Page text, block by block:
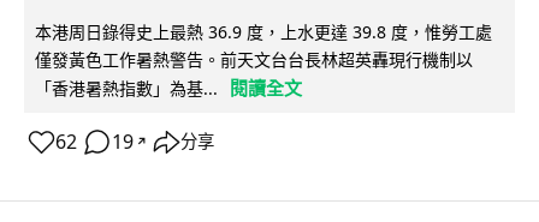
本港周日錄得史上最熱 36.9 度，上水更達 39.8 度，惟勞工處
僅發黃色工作暑熱警告。前天文台台長林超英轟現行機制以
「香港暑熱指數」為基...
閱讀全文
62 19 ↗ 分享